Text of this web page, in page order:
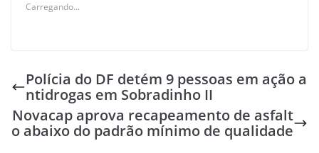
Carregando...
Polícia do DF detém 9 pessoas em ação a
ntidrogas em Sobradinho II
Novacap aprova recapeamento de asfalt
o abaixo do padrão mínimo de qualidade